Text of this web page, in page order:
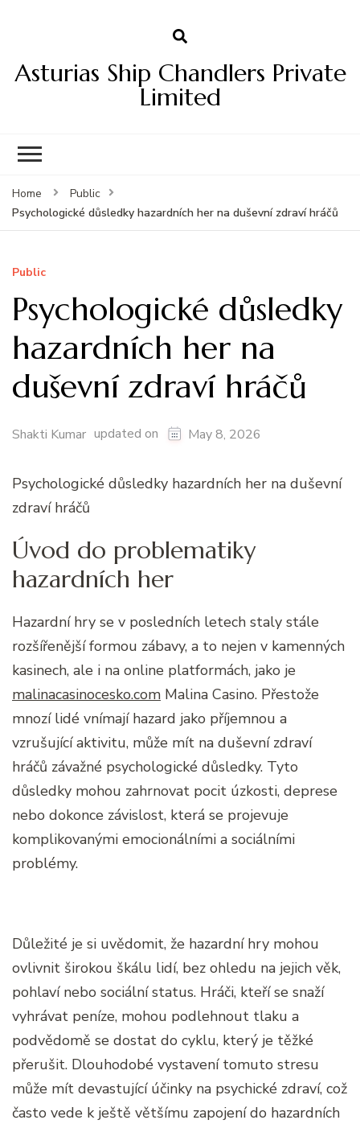
Asturias Ship Chandlers Private
Limited
Home
Public
Psychologické důsledky hazardních her na duševní zdraví hráčů
Public
Psychologické důsledky
hazardních her na
duševní zdraví hráčů
Shakti Kumar updated on May 8, 2026
Psychologické důsledky hazardních her na duševní
zdraví hráčů
Úvod do problematiky
hazardních her
Hazardní hry se v posledních letech staly stále
rozšířenější formou zábavy, a to nejen v kamenných
kasinech, ale i na online platformách, jako je
malinacasinocesko.com Malina Casino. Přestože
mnozí lidé vnímají hazard jako příjemnou a
vzrušující aktivitu, může mít na duševní zdraví
hráčů závažné psychologické důsledky. Tyto
důsledky mohou zahrnovat pocit úzkosti, deprese
nebo dokonce závislost, která se projevuje
komplikovanými emocionálními a sociálními
problémy.
Důležité je si uvědomit, že hazardní hry mohou
ovlivnit širokou škálu lidí, bez ohledu na jejich věk,
pohlaví nebo sociální status. Hráči, kteří se snaží
vyhrávat peníze, mohou podlehnout tlaku a
podvědomě se dostat do cyklu, který je těžké
přerušit. Dlouhodobé vystavení tomuto stresu
může mít devastující účinky na psychické zdraví, což
často vede k ještě většímu zapojení do hazardních